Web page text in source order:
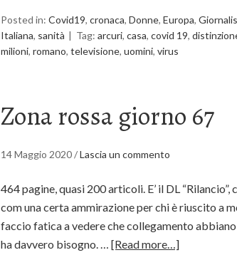
Posted in: Covid19, cronaca, Donne, Europa,
Italiana, sanità Tag: arcuri, casa, covid 19,
milioni, romano, televisione, uomini, virus
Zona rossa giorno 67
14 Maggio 2020/Lascia un commento
464 pagine, quasi 200 articoli. E’ il DL
com una certa ammirazione per chi è riuscito a
faccio fatica a vedere che collegamento
ha davvero bisogno. … [Read more…]